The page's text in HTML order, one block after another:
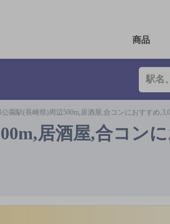
商品
公園駅(長崎県)周辺500m,居酒屋,合コンにおすすめ
居酒屋,合コン